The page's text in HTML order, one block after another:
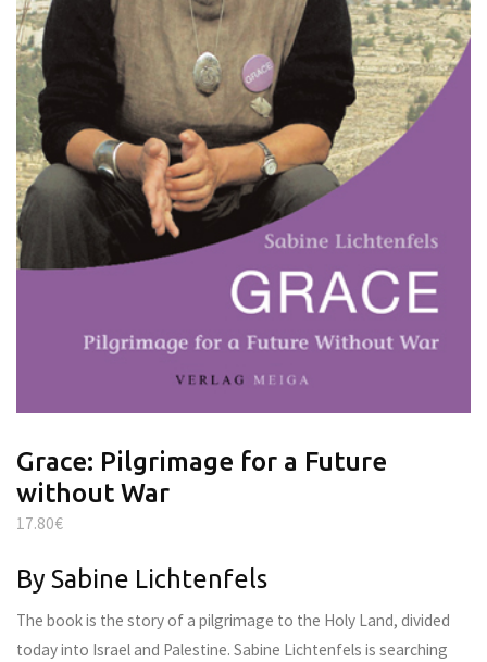
Grace: Pilgrimage for a Future
without War
17.80€
By Sabine Lichtenfels
The book is the story of a pilgrimage to the Holy Land, divided
today into Israel and Palestine. Sabine Lichtenfels is searching